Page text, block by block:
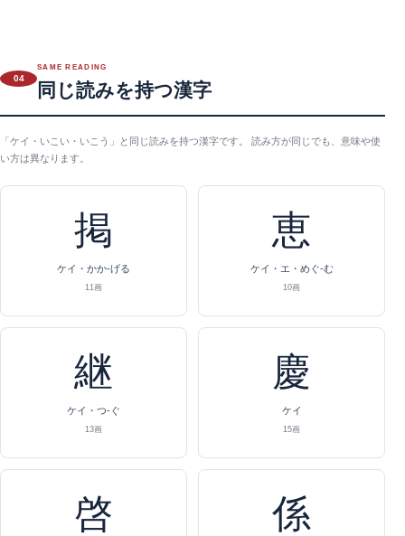
04
SAME READING
同じ読みを持つ漢字
「ケイ・いこい・いこう」と同じ読みを持つ漢字です。 読み方が同じでも、意味や使
い方は異なります。
掲
ケイ・かか-げる
11画
恵
ケイ・エ・めぐ-む
10画
継
ケイ・つ-ぐ
13画
慶
ケイ
15画
啓 係